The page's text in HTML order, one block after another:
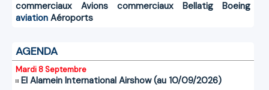
commerciaux
Avions commerciaux Bellatig
Boeing
aviation Aéroports
AGENDA
Mardi 8 Septembre
El Alamein International Airshow (au 10/09/2026)